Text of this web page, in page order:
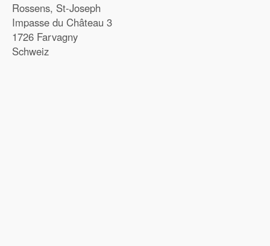
Rossens, St-Joseph
Impasse du Château 3
1726 Farvagny
Schweiz